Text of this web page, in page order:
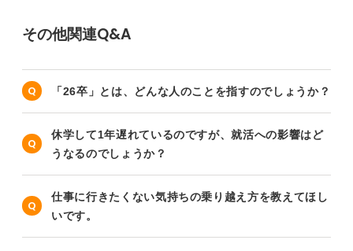
その他関連Q&A
「26卒」とは、どんな人のことを指すのでしょうか？
休学して1年遅れているのですが、就活への影響はど
うなるのでしょうか？
仕事に行きたくない気持ちの乗り越え方を教えてほし
いです。